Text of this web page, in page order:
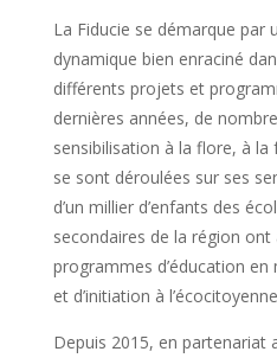
La Fiducie se démarque par
dynamique bien enraciné
différents projets et
dernières années, de
sensibilisation à la flore, à
se sont déroulées sur ses
d’un millier d’enfants des
secondaires de la région ont
programmes d’éducation en
et d’initiation à
Depuis 2015, en partenariat